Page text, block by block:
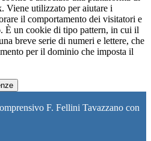
Viene utilizzato per aiutare i
il comportamento dei visitatori e
È un cookie di tipo pattern, in cui il
breve serie di numeri e lettere, che
per il dominio che imposta il
F. Fellini Tavazzano con